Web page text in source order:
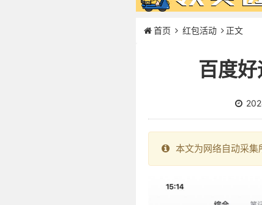
首页 红包活动 正文
百度
本文为网络自动采集